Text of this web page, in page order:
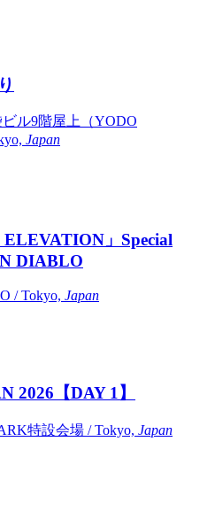
ル9階屋上（YODO
Japan
ELEVATION」Special
DIABLO
/ Tokyo, Japan
2026【DAY 1】
特設会場 / Tokyo, Japan